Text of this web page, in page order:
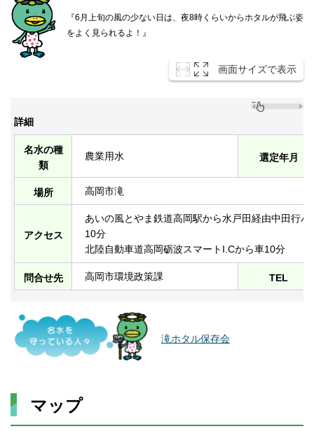
『6月上旬の風の少ない日は、夜8時くらいからホタルが飛ぶ姿
をよく見られるよ！』
画面サイズで表示
詳細
名水の種
類
農業用水 選定年月
場所 高岡市滝
アクセス
あいの風とやま鉄道高岡駅から水戸田経由中田行
10分
北陸自動車道高岡砺波スマートI.Cから車10分
問合せ先 高岡市環境政策課 TEL
滝ホタル保存会
マップ